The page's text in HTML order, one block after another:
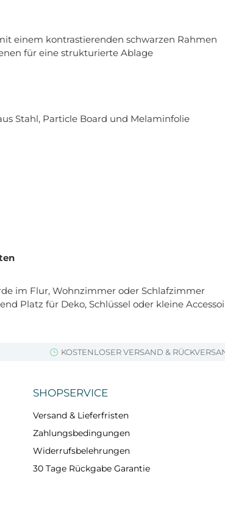
einem kontrastierenden schwarzen Rahmen
für eine strukturierte Ablage
Stahl, Particle Board und Melaminfolie
im Flur, Wohnzimmer oder Schlafzimmer
Platz für Deko, Schlüssel oder kleine
KOSTENLOSER VERSAND &
SHOPSERVICE
Versand & Lieferfristen
Zahlungsbedingungen
Widerrufsbelehrungen
30 Tage Rückgabe Garantie